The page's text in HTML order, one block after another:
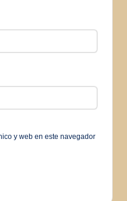
y web en este navegador